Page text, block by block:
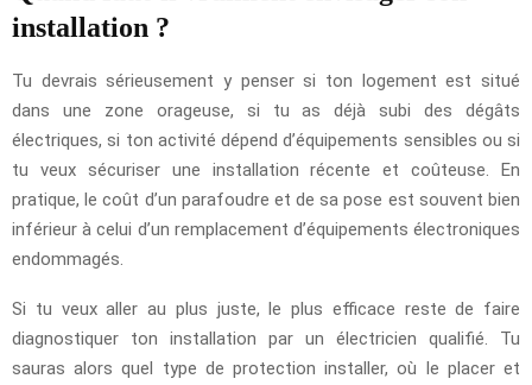
installation ?
Tu devrais sérieusement y penser si ton logement est situé
dans une zone orageuse, si tu as déjà subi des dégâts
électriques, si ton activité dépend d’équipements sensibles ou si
tu veux sécuriser une installation récente et coûteuse. En
pratique, le coût d’un parafoudre et de sa pose est souvent bien
inférieur à celui d’un remplacement d’équipements électroniques
endommagés.
Si tu veux aller au plus juste, le plus efficace reste de faire
diagnostiquer ton installation par un électricien qualifié. Tu
sauras alors quel type de protection installer, où le placer et